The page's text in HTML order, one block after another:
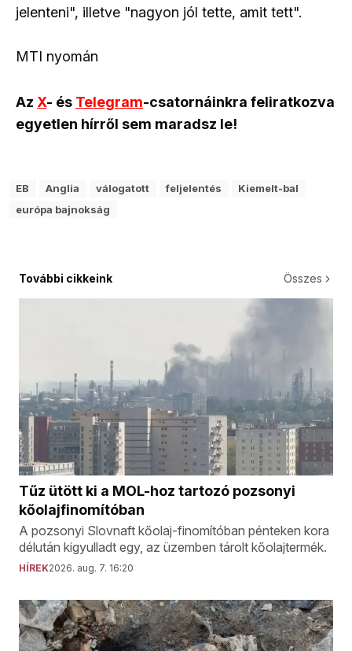
jelenteni", illetve "nagyon jól tette, amit tett".
MTI nyomán
Az X- és Telegram-csatornáinkra feliratkozva
egyetlen hírről sem maradsz le!
EB Anglia válogatott feljelentés
Kiemelt-bal
európa bajnokság
További cikkeink Összes
Tűz ütött ki a MOL-hoz tartozó pozsonyi
kőolajfinomítóban
A pozsonyi Slovnaft kőolaj-finomítóban pénteken kora
délután kigyulladt egy, az üzemben tárolt kőolajtermék.
HÍREK2026. aug. 7. 16:20